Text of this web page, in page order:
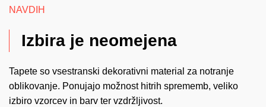
NAVDIH
Izbira je neomejena
Tapete so vsestranski dekorativni material za notranje
oblikovanje. Ponujajo možnost hitrih sprememb, veliko
izbiro vzorcev in barv ter vzdržljivost.